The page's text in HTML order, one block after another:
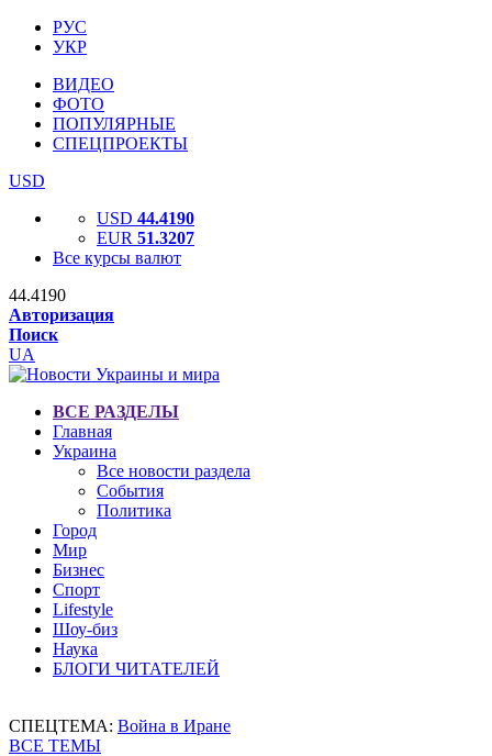
РУС
УКР
ВИДЕО
ФОТО
ПОПУЛЯРНЫЕ
СПЕЦПРОЕКТЫ
USD
USD 44.4190
EUR 51.3207
Все курсы валют
44.4190
Авторизация
Поиск
UA
ВСЕ РАЗДЕЛЫ
Главная
Украина
Все новости раздела
События
Политика
Город
Мир
Бизнес
Спорт
Lifestyle
Шоу-биз
Наука
БЛОГИ ЧИТАТЕЛЕЙ
СПЕЦТЕМА: Война в Иране
ВСЕ ТЕМЫ